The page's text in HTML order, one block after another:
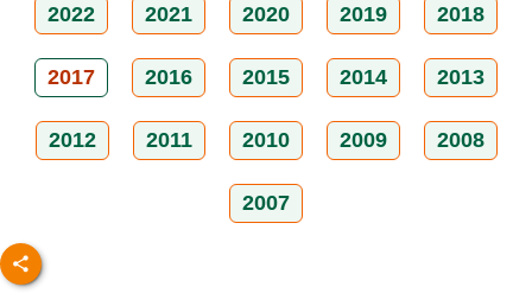
2022 2021 2020 2019 2018
2017 2016 2015 2014 2013
2012 2011 2010 2009 2008
2007